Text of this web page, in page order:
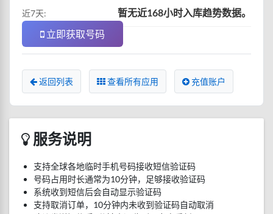
近7天:
暂无近168小时入库趋势数据。
立即获取号码
返回列表 查看所有应用 充值账户
服务说明
支持全球各地临时手机号码接收短信验证码
号码占用时长通常为10分钟，足够接收验证码
系统收到短信后会自动显示验证码
支持取消订单，10分钟内未收到验证码自动取消